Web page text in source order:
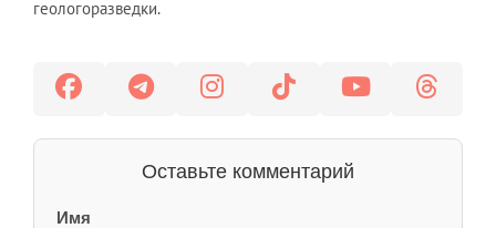
геологоразведки.
Оставьте комментарий
Имя